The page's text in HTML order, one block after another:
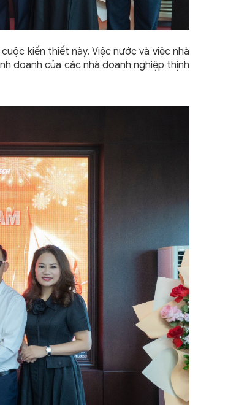
kiến thiết này. Việc nước và việc nhà
doanh của các nhà doanh nghiệp thịnh